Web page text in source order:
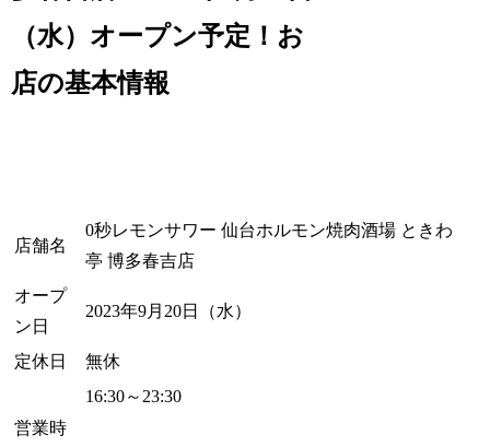
（水）オープン予定！お
店の基本情報
店舗名
0秒レモンサワー 仙台ホルモン焼肉酒場 ときわ
亭 博多春吉店
オープ
ン日
2023年9月20日（水）
定休日 無休
営業時
16:30～23:30